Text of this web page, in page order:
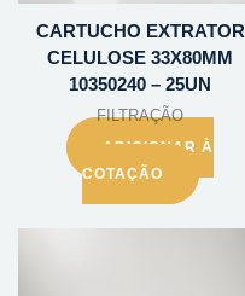
CARTUCHO EXTRATOR
CELULOSE 33X80MM
10350240 – 25UN
FILTRAÇÃO
ADICIONAR À
COTAÇÃO